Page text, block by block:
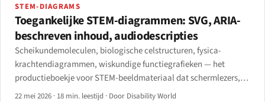
STEM-DIAGRAMS
Toegankelijke STEM-diagrammen: SVG, ARIA-
beschreven inhoud, audiodescripties
Scheikundemoleculen, biologische celstructuren, fysica-
krachtendiagrammen, wiskundige functiegrafieken — het
productieboekje voor STEM-beeldmateriaal dat schermlezers,
leesbaar braille en audiodescriptiestromen daadwerkelijk
22 mei 2026 · 18 min. leestijd · Door Disability World